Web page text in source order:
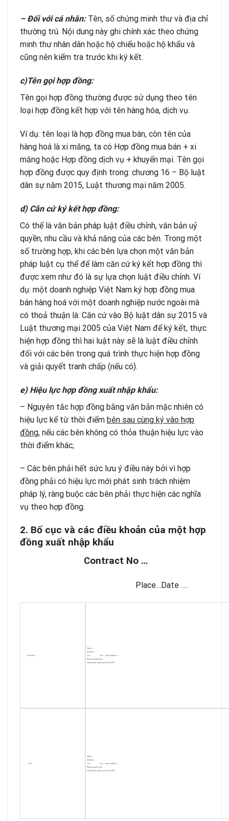
– Đối với cá nhân: Tên, số chứng minh thư và địa chỉ
thường trú. Nội dung này ghi chính xác theo chứng
minh thư nhân dân hoặc hộ chiếu hoặc hộ khẩu và
cũng nên kiểm tra trước khi ký kết.
c)Tên gọi hợp đồng:
Tên gọi hợp đồng thường được sử dụng theo tên
loại hợp đồng kết hợp với tên hàng hóa, dịch vụ.
Ví dụ: tên loại là hợp đồng mua bán, còn tên của
hàng hoá là xi măng, ta có Hợp đồng mua bán + xi
măng hoặc Hợp đồng dịch vụ + khuyến mại. Tên gọi
hợp đồng được quy định trong: chương 16 – Bộ luật
dân sự năm 2015, Luật thương mại năm 2005.
d) Căn cứ ký kết hợp đồng:
Có thể là văn bản pháp luật điều chỉnh, văn bản uỷ
quyền, nhu cầu và khả năng của các bên. Trong một
số trường hợp, khi các bên lựa chọn một văn bản
pháp luật cụ thể để làm căn cứ ký kết hợp đồng thì
được xem như đó là sự lựa chọn luật điều chỉnh. Ví
dụ: một doanh nghiệp Việt Nam ký hợp đồng mua
bán hàng hoá với một doanh nghiệp nước ngoài mà
có thoả thuận là: Căn cứ vào Bộ luật dân sự 2015 và
Luật thương mại 2005 của Việt Nam để ký kết, thực
hiện hợp đồng thì hai luật này sẽ là luật điều chỉnh
đối với các bên trong quá trình thực hiện hợp đồng
và giải quyết tranh chấp (nếu có).
e) Hiệu lực hợp đồng xuất nhập khẩu:
– Nguyên tắc hợp đồng bằng văn bản mặc nhiên có
hiệu lực kể từ thời điểm bên sau cùng ký vào hợp
đồng, nếu các bên không có thỏa thuận hiệu lực vào
thời điểm khác;
– Các bên phải hết sức lưu ý điều này bởi vì hợp
đồng phải có hiệu lực mới phát sinh trách nhiệm
pháp lý, ràng buộc các bên phải thực hiện các nghĩa
vụ theo hợp đồng.
2. Bố cục và các điều khoản của một hợp
đồng xuất nhập khẩu
Contract No …
Place…Date ….
Between:
Name: …
Address: …
Tel: … Fax:… Email address: …
Represented by Mr ……
Hereinafter called as the SELLER
And:
Name: …
Address: …
Tel: … Fax:… Email address: …
Represented by Mr ……
Hereinafter called as the BUYER